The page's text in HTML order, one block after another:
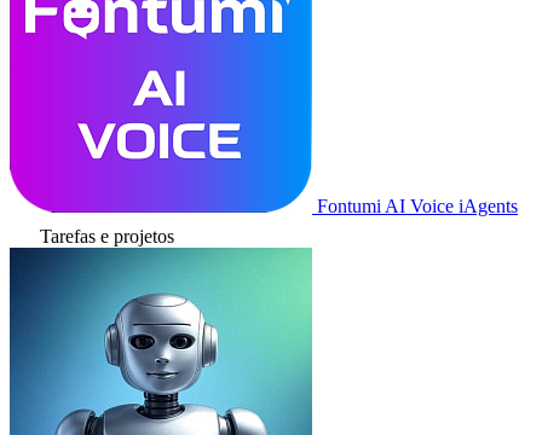
Fontumi AI Voice iAgents
Tarefas e projetos